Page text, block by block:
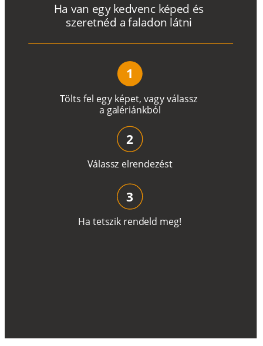
Tölts fel egy képet, vagyválassz
a galériánkból
Ha van egy kedvenc képed és
szeretnéd a faladon látni
1
Válassz elrendezést
2
Ha tetszik rendeld meg!
3